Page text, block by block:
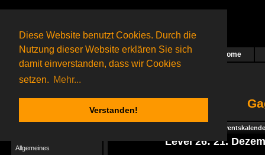
Diese Website benutzt Cookies. Durch die
Nutzung dieser Website erklären Sie sich
damit einverstanden, dass wir Cookies
setzen. Mehr...
Verstanden!
Das nächste Rätsel ist in Arbeit Home
18 Gagolganeronline(0 registrierte und 18 Gäste)
Gagolganer:
9732Rätsel online:
Allgemeines
Specials -
Level 26: 21.